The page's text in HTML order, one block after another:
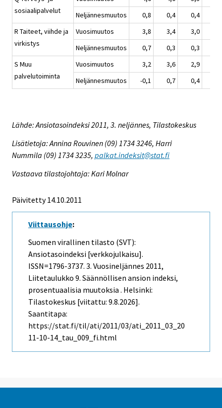
sosiaalipalvelut
Neljännesmuutos
0,8 0,4 0,4
R Taiteet, viihde ja
virkistys
Vuosimuutos 3,8 3,4 3,0
Neljännesmuutos
0,7 0,3 0,3
S Muu
palvelutoiminta
Vuosimuutos 3,2 3,6 2,9
Neljännesmuutos
-0,1 0,7 0,4
Lähde: Ansiotasoindeksi 2011, 3. neljännes, Tilastokeskus
Lisätietoja: Annina Rouvinen (09) 1734 3246, Harri
Nummila (09) 1734 3235, palkat.indeksit@stat.fi
Vastaava tilastojohtaja: Kari Molnar
Päivitetty 14.10.2011
Viittausohje:
Suomen virallinen tilasto (SVT):
Ansiotasoindeksi [verkkojulkaisu].
ISSN=1796-3737. 3. Vuosineljännes 2011,
Liitetaulukko 9. Säännöllisen ansion indeksi,
prosentuaalisia muutoksia . Helsinki:
Tilastokeskus [viitattu: 9.8.2026].
Saantitapa:
https://stat.fi/til/ati/2011/03/ati_2011_03_20
11-10-14_tau_009_fi.html